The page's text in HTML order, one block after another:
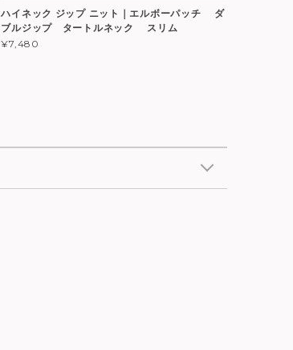
ハイネック ジップ ニット｜エルボーパッチ ダ
ブルジップ タートルネック スリム
¥7,480